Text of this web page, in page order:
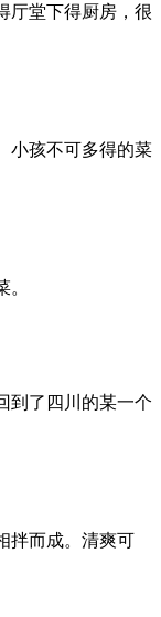
厅堂下得厨房，很
小孩不可多得的菜
到了四川的某一个
拌而成。清爽可